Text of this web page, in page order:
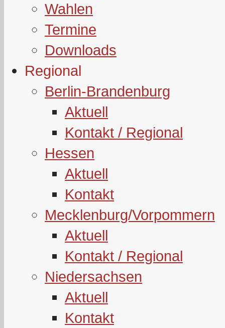
Wahlen
Termine
Downloads
Regional
Berlin-Brandenburg
Aktuell
Kontakt / Regional
Hessen
Aktuell
Kontakt
Mecklenburg/Vorpommern
Aktuell
Kontakt / Regional
Niedersachsen
Aktuell
Kontakt